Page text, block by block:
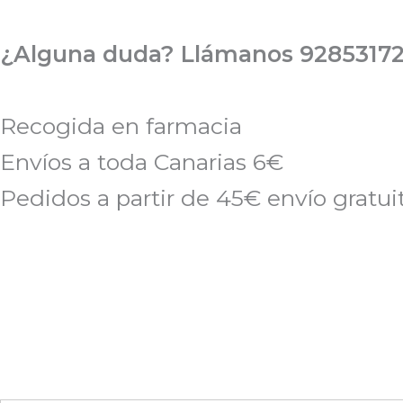
al
¿Alguna duda? Llámanos
Recogida en farmacia
Envíos a toda Canarias 6€
Pedidos a partir de 45€ envío